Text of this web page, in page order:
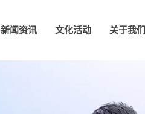
新闻资讯 文化活动 关于我们